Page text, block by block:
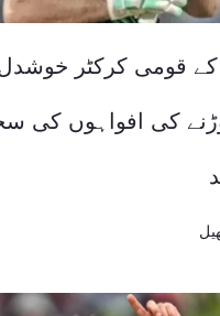
کے قومی کرکٹر
کی افواہوں کی